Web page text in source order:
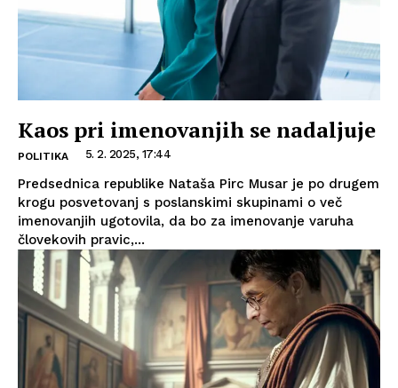
Kaos pri imenovanjih se nadaljuje
POLITIKA 5. 2. 2025, 17:44
Predsednica republike Nataša Pirc Musar je po drugem
krogu posvetovanj s poslanskimi skupinami o več
imenovanjih ugotovila, da bo za imenovanje varuha
človekovih pravic,...